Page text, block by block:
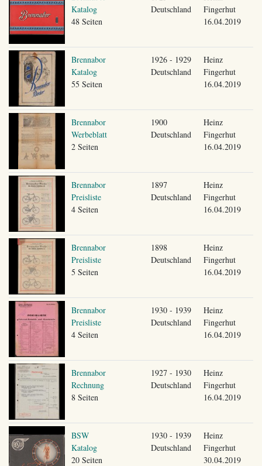
Katalog
48 Seiten
Deutschland
Fingerhut
16.04.2019
Brennabor
Katalog
55 Seiten
1926 - 1929
Deutschland
Heinz
Fingerhut
16.04.2019
Brennabor
Werbeblatt
2 Seiten
1900
Deutschland
Heinz
Fingerhut
16.04.2019
Brennabor
Preisliste
4 Seiten
1897
Deutschland
Heinz
Fingerhut
16.04.2019
Brennabor
Preisliste
5 Seiten
1898
Deutschland
Heinz
Fingerhut
16.04.2019
Brennabor
Preisliste
4 Seiten
1930 - 1939
Deutschland
Heinz
Fingerhut
16.04.2019
Brennabor
Rechnung
8 Seiten
1927 - 1930
Deutschland
Heinz
Fingerhut
16.04.2019
BSW
Katalog
20 Seiten
1930 - 1939
Deutschland
Heinz
Fingerhut
30.04.2019